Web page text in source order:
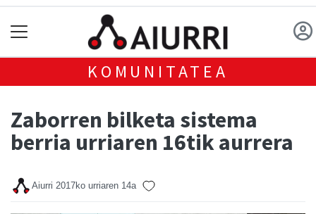
KOMUNITATEA
Zaborren bilketa sistema
berria urriaren 16tik aurrera
Aiurri 2017ko urriaren 14a